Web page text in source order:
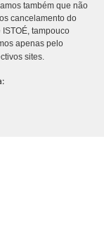
também que não
cancelamento do
tampouco
apenas pelo
sites.